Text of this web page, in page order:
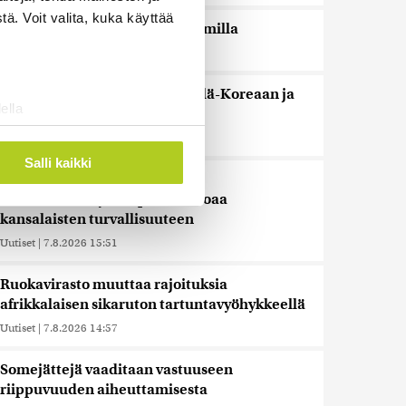
Voit valita, kuka käyttää
. Voit muuttaa
tukemiseen
alan
tietoja muihin tietoihin, joita
siirtää ulkomaille.
Salli kaikki
Espanja uhkaa Italiaa vastatoimilla
Sianlihaa voi jälleen viedä Etelä-Koreaan ja
Uuteen-Seelantiin
Järjestöt vastustavat karhun
kiintiömetsästystä – poliisi vetoaa
kansalaisten turvallisuuteen
Uutiset | 7.8.2026 15:51
Ruokavirasto muuttaa rajoituksia
afrikkalaisen sikaruton tartuntavyöhykkeellä
Uutiset | 7.8.2026 14:57
Somejättejä vaaditaan vastuuseen
riippuvuuden aiheuttamisesta